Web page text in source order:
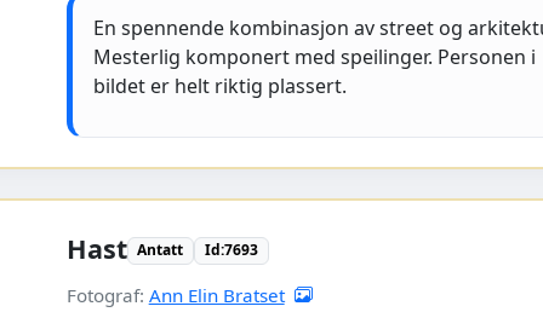
En spennende kombinasjon av street og
Mesterlig komponert med speilinger. Personen i
bildet er helt riktig plassert.
Hast Antatt Id:7693
Fotograf: Ann Elin Bratset